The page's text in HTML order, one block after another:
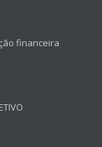
financeira